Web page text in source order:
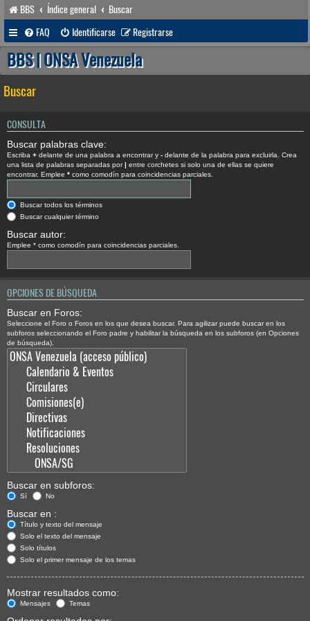
BBS Índice general
Buscar
FAQ
Identificarse Registrarse
BBS | ONSA Venezuela
Buscar
CONSULTA
Buscar palabras clave:
Escriba + delante de una palabra a encontrar y - delante de la palabra para excluirla. Crea
una lista de palabras separadas por| entre corchetes si solo una de ellas se quiere
encontrar. Emplee * como comodín para coincidencias parciales.
Buscar todos los términos
Buscar cualquier término
Buscar autor:
Emplee * como comodín para coincidencias parciales.
OPCIONES DE BÚSQUEDA
Buscar en Foros:
Seleccione el Foro o Foros en los que desea buscar. Para agilizar puede buscar en los
subforos seleccionando el Foro padre y habilitar la búsqueda en los subforos (en Opciones
de búsqueda).
Buscar en subforos:
Sí No
Buscar en :
Título y texto del mensaje
Solo el texto del mensaje
Solo títulos
Solo el primer mensaje de los temas
Mostrar resultados como:
Mensajes Temas